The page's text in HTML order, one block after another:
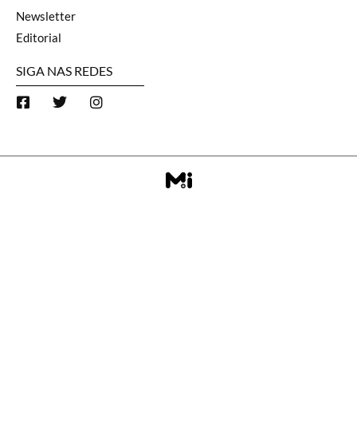
Newsletter
Editorial
SIGA NAS REDES